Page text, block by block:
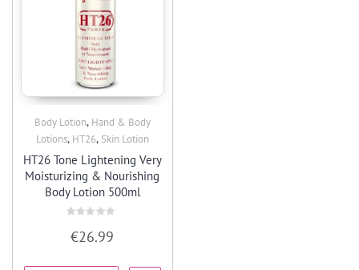
Quick View
Body Lotion, Hand & Body
Lotions, HT26, Skin Lotion
HT26 Tone Lightening Very
Moisturizing & Nourishing
Body Lotion 500ml
0
out
5
€26.99